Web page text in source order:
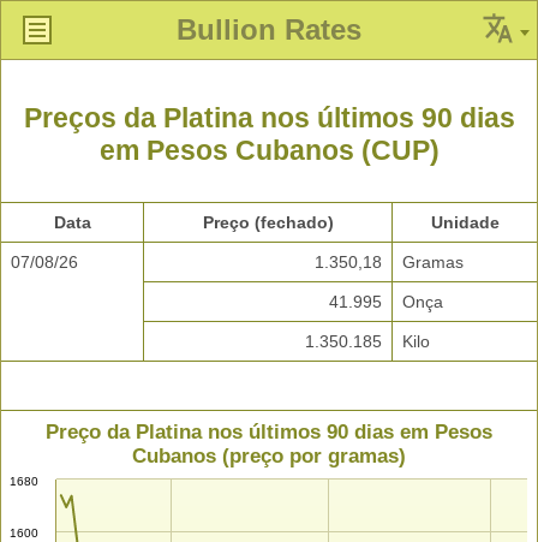
Bullion Rates
Preços da Platina nos últimos 90 dias
em Pesos Cubanos (CUP)
Data Preço (fechado) Unidade
07/08/26 1.350,18 Gramas
41.995 Onça
1.350.185 Kilo
Preço da Platina nos últimos 90 dias em Pesos
Cubanos (preço por gramas)
1600
1680